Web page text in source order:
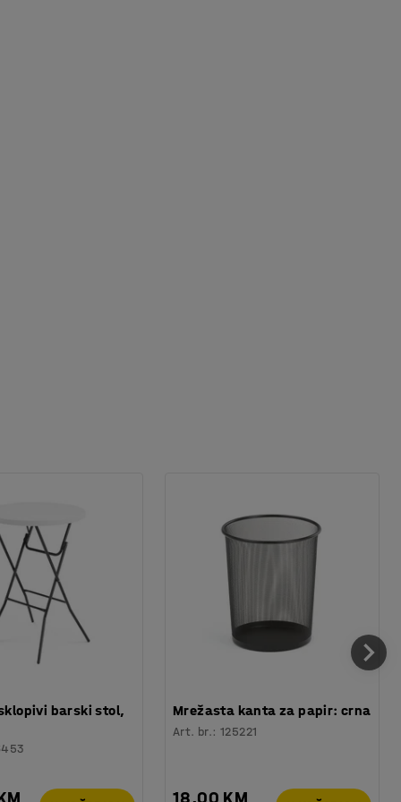
barski stol,
Mrežasta kanta za papir: crna
Art. br.:125221
18,00 KM